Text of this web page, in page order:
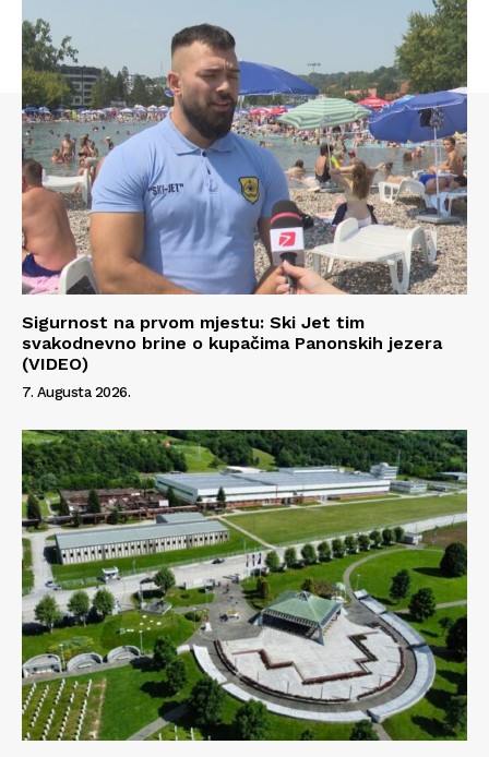
Info
O nama
Kontakt
Impressum
Sigurnost na prvom mjestu: Ski Jet tim
svakodnevno brine o kupačima Panonskih jezera
(VIDEO)
7. Augusta 2026.